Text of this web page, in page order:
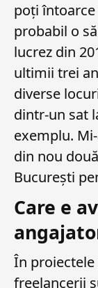
poți
probabil o
lucrez din
ultimii trei
diverse
dintr-un sat
exemplu.
din nou
București
Care e
În
freelancerii